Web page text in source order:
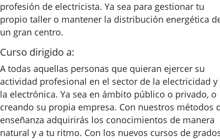
profesión de electricista. Ya sea para gestionar tu
propio taller o mantener la distribución energética
un gran centro.
Curso dirigido a:
A todas aquellas personas que quieran ejercer su
actividad profesional en el sector de la electricidad y
la electrónica. Ya sea en ámbito público o privado, o
creando su propia empresa. Con nuestros métodos
enseñanza adquirirás los conocimientos de manera
natural y a tu ritmo. Con los nuevos cursos de